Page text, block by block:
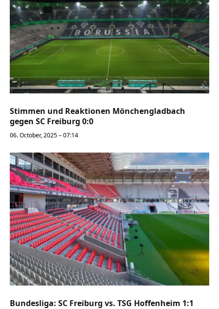
Stimmen und Reaktionen Mönchengladbach
gegen SC Freiburg 0:0
06. October, 2025 – 07:14
Bundesliga: SC Freiburg vs. TSG Hoffenheim 1:1